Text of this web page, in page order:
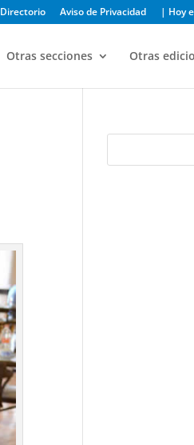
Directorio Aviso de Privacidad | Hoy
Otras secciones Otras